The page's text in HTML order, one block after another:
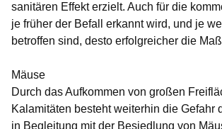
sanitären Effekt erzielt. Auch für die
je früher der Befall erkannt wird, und je
betroffen sind, desto erfolgreicher die
Mäuse
Durch das Aufkommen von großen
Kalamitäten besteht weiterhin die Gefahr
in Begleitung mit der Besiedlung von